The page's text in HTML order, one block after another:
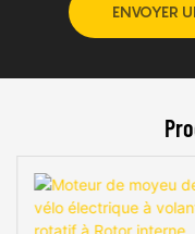
ENVOYER